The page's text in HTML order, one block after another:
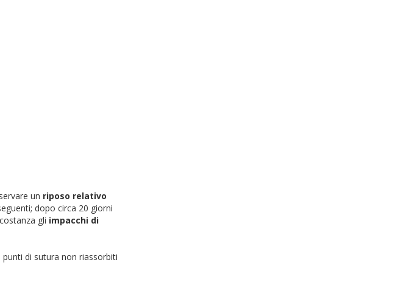
un riposo relativo
dopo circa 20 giorni
gli impacchi di
di sutura non riassorbiti